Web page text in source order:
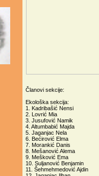
Članovi sekcije:
Ekološka sekcija:
1. Kadribašić Nensi
2. Lovrić Mia
3. Jusufović Namik
4. Altumbabić Majda
5. Jaganjac Nela
6. Bećirović Elma
7. Morankić Danis
8. Mešanović Alema
9. Mešković Ema
10. Suljanović Benjamin
11. Šehmehmedović Ajdin